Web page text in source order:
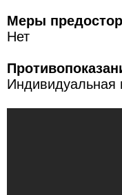
Меры
Нет
Индивидуальная